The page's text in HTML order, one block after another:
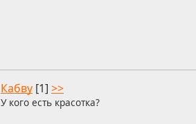
Кабву [1] >>
У кого есть красотка?